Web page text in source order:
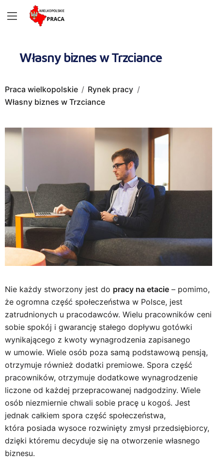
Własny biznes w Trzciance
Praca wielkopolskie
Rynek pracy
Własny biznes w Trzciance
Nie każdy stworzony jest do pracy na etacie – pomimo,
że ogromna część społeczeństwa w Polsce, jest
zatrudnionych u pracodawców. Wielu pracowników ceni
sobie spokój i gwarancję stałego dopływu gotówki
wynikającego z kwoty wynagrodzenia zapisanego
w umowie. Wiele osób poza samą podstawową pensją,
otrzymuje również dodatki premiowe. Spora część
pracowników, otrzymuje dodatkowe wynagrodzenie
liczone od każdej przepracowanej nadgodziny. Wiele
osób niezmiernie chwali sobie pracę u kogoś. Jest
jednak całkiem spora część społeczeństwa,
która posiada wysoce rozwinięty zmysł przedsiębiorcy,
dzięki któremu decyduje się na otworzenie własnego
biznesu.